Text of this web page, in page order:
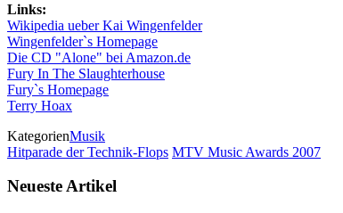
Links:
Wikipedia ueber Kai Wingenfelder
Wingenfelder`s Homepage
Die CD "Alone" bei Amazon.de
Fury In The Slaughterhouse
Fury`s Homepage
Terry Hoax
KategorienMusik
Hitparade der Technik-Flops MTV Music Awards 2007
Neueste Artikel